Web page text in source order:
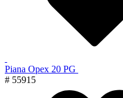
Piana Орех 20 PG
# 55915